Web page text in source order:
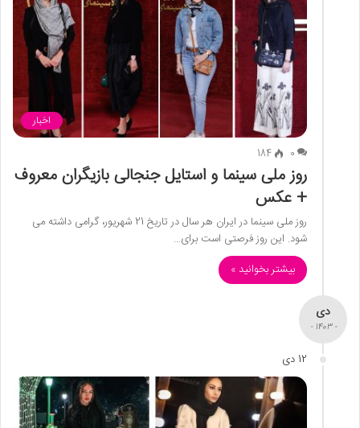
اخبار
0
184
روز ملی سینما و استایل جنجالی بازیگران معروف
+ عکس
روز ملی سینما در ایران هر سال در تاریخ 21 شهریور، گرامی داشته می
شود. این روز فرصتی است برای…
بیشتر بخوانید »
دی
- 1403 -
12 دی